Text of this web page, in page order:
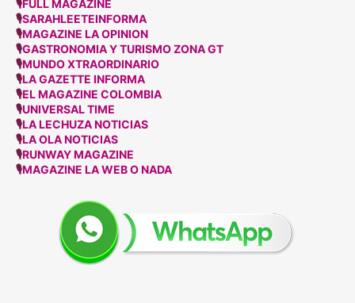
🎙FULL MAGAZINE
🎙SARAHLEETEINFORMA
🎙MAGAZINE LA OPINION
🎙GASTRONOMIA Y TURISMO ZONA GT
🎙MUNDO XTRAORDINARIO
🎙LA GAZETTE INFORMA
🎙EL MAGAZINE COLOMBIA
🎙UNIVERSAL TIME
🎙LA LECHUZA NOTICIAS
🎙LA OLA NOTICIAS
🎙RUNWAY MAGAZINE
🎙MAGAZINE LA WEB O NADA